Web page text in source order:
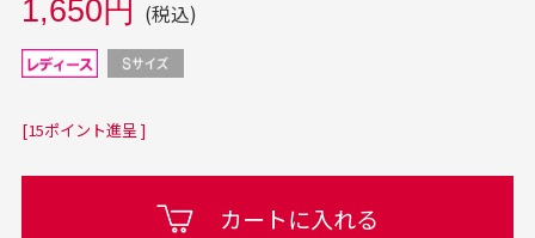
1,650円 (税込)
[15ポイント進呈 ]
カートに入れる